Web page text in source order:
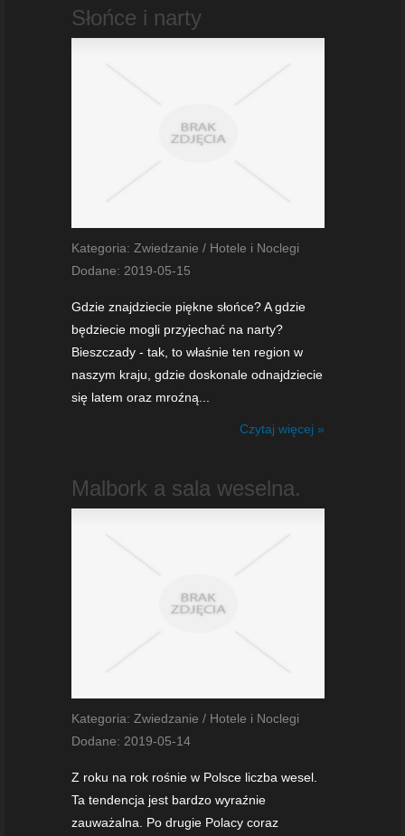
Słońce i narty
Kategoria: Zwiedzanie / Hotele i Noclegi
Dodane: 2019-05-15
Gdzie znajdziecie piękne słońce? A gdzie
będziecie mogli przyjechać na narty?
Bieszczady - tak, to właśnie ten region w
naszym kraju, gdzie doskonale odnajdziecie
się latem oraz mroźną...
Czytaj więcej »
Malbork a sala weselna.
Kategoria: Zwiedzanie / Hotele i Noclegi
Dodane: 2019-05-14
Z roku na rok rośnie w Polsce liczba wesel.
Ta tendencja jest bardzo wyraźnie
zauważalna. Po drugie Polacy coraz